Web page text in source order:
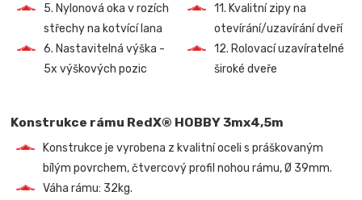
5. Nylonová oka v rozích
střechy na kotvící lana
6. Nastavitelná výška -
5x výškových pozic
11. Kvalitní zipy na
otevírání/uzavírání dveří
12. Rolovací uzavíratelné
široké dveře
Konstrukce rámu RedX® HOBBY 3mx4,5m
Konstrukce je vyrobena z kvalitní oceli s práškovaným
bílým povrchem, čtvercový profil nohou rámu, Ø 39mm.
Váha rámu: 32kg.